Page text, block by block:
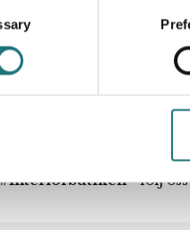
#Interiörbutiken- följ